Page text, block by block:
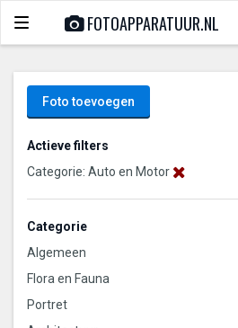
Toggle
navigation
FOTOAPPARATUUR.NL
Foto toevoegen
Actieve filters
Categorie: Auto en Motor
Categorie
Algemeen
Flora en Fauna
Portret